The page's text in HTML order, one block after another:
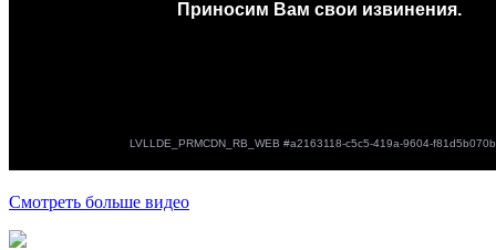
Смотреть больше видео